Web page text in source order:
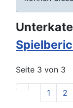
Seite 3 von 3
1 2